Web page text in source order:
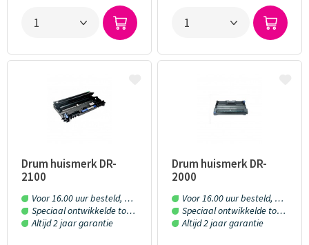
Drum huismerk DR-
2100
Voor 16.00 uur besteld, morgen in huis!
Speciaal ontwikkelde toner en inkt
Altijd 2 jaar garantie
Drum huismerk DR-
2000
Voor 16.00 uur besteld, morgen in huis!
Speciaal ontwikkelde toner en inkt
Altijd 2 jaar garantie